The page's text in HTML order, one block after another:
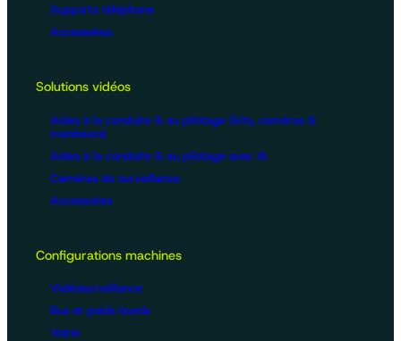
Supports téléphone
Accessoires
Solutions vidéos
Aides à la conduite & au pilotage (kits, caméras &
moniteurs)
Aides à la conduite & au pilotage avec IA
Caméras de surveillance
Accessoires
Configurations machines
Vidéosurveillance
Bus et poids lourds
Voirie